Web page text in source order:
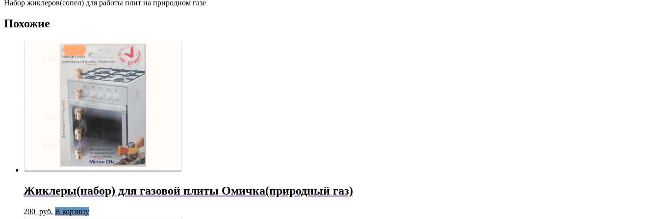
Набор жиклеров(сопел) для работы плит на природном газе
Похожие
Жиклеры(набор) для газовой плиты Омичка(природный газ)
200 руб. В корзину